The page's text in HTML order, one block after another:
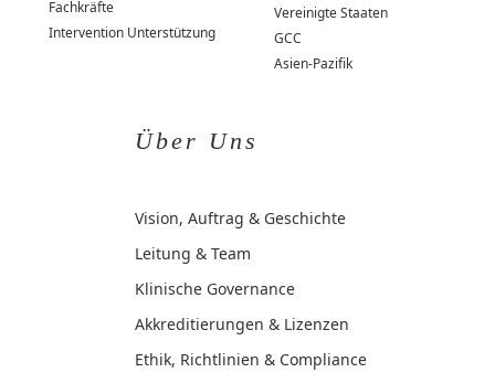
Fachkräfte
Intervention Unterstützung
Vereinigte Staaten
GCC
Asien-Pazifik
Über Uns
Vision, Auftrag & Geschichte
Leitung & Team
Klinische Governance
Akkreditierungen & Lizenzen
Ethik, Richtlinien & Compliance